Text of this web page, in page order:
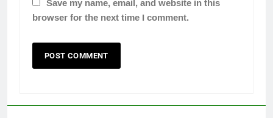
browser for the next time I comment.